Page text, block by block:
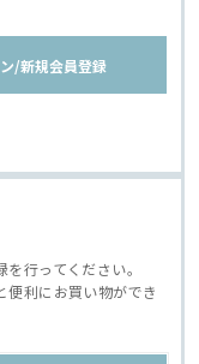
/新規会員登録
行ってください。
便利にお買い物ができ